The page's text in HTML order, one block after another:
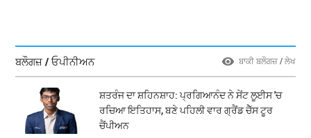
ਬਲੌਗਜ਼ / ਓਪੀਨੀਅਨ ਬਾਕੀ ਬਲੌਗਜ਼ / ਲੇਖ
ਸ਼ਤਰੰਜ ਦਾ ਸ਼ਹਿਨਸ਼ਾਹ: ਪ੍ਰਗਿਆਨੰਦ ਨੇ ਸੇਂਟ ਲੂਈਸ 'ਚ
ਰਚਿਆ ਇਤਿਹਾਸ, ਬਣੇ ਪਹਿਲੀ ਵਾਰ ਗ੍ਰੈਂਡ ਚੈੱਸ ਟੂਰ
ਚੈਂਪੀਅਨ